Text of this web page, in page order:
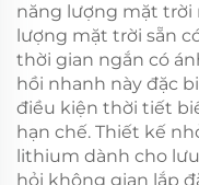
năng lượng mặt
lượng mặt trời sẵn
thời gian ngắn có
hồi nhanh này đặc
điều kiện thời tiết
hạn chế. Thiết kế
lithium dành cho
hỏi không gian lắp